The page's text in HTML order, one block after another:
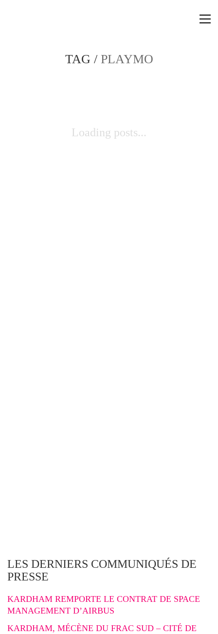
TAG / PLAYMO
Loading posts...
LES DERNIERS COMMUNIQUÉS DE
PRESSE
KARDHAM REMPORTE LE CONTRAT DE SPACE
MANAGEMENT D’AIRBUS
KARDHAM, MÉCÈNE DU FRAC SUD – CITÉ DE